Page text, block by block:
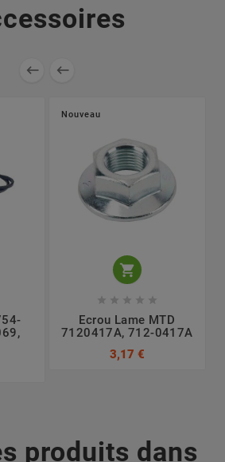
 
Nouveau

    
Ecrou Lame MTD
7120417A, 712-0417A
3,17 €
produits dans